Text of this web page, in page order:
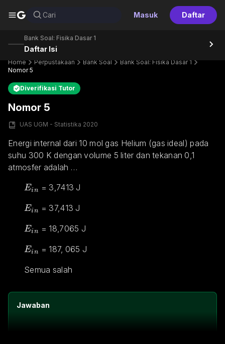
G Cari Masuk Daftar
Bank Soal: Fisika Dasar 1
Daftar Isi
Home Perpustakaan Bank Soal
Bank Soal: Fisika Dasar 1
Nomor 5
Diverifikasi Tutor
Nomor 5
UAS UGM - Statistika 2020
Energi internal dari 10 mol gas Helium (gas ideal) pada
suhu 300 K dengan volume 5 liter dan tekanan 0,1
atmosfer adalah …
E_{in}
Ein = 3,7413 J
E_{in}
Ein = 37,413 J
E_{in}
Ein = 18,7065 J
E_{in}
Ein = 187, 065 J
Semua salah
Jawaban